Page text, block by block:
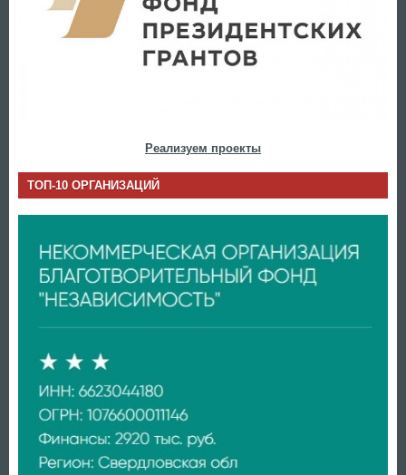
Реализуем проекты
ТОП-10 ОРГАНИЗАЦИЙ